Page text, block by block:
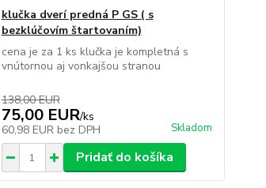
klučka dverí predná P GS ( s
bezklúčovím štartovaním)
cena je za 1 ks klučka je kompletná s
vnútornou aj vonkajšou stranou
138,00 EUR
75,00 EUR/ks
60,98 EUR bez DPH Skladom
Pridať do košíka